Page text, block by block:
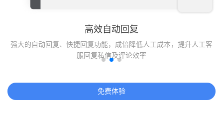
高效自动回复
强大的自动回复、快捷回复功能，成倍降低人工成本，提升人工客
服回复私信及评论效率
免费体验